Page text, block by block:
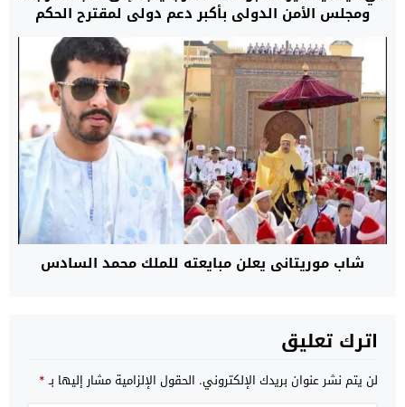
ومجلس الأمن الدولي بأكبر دعم دولي لمقترح الحكم
الذاتي لإنهاء نزاع الصحراء
شاب موريتاني يعلن مبايعته للملك محمد السادس
اترك تعليق
لن يتم نشر عنوان بريدك الإلكتروني. الحقول الإلزامية مشار إليها بـ*